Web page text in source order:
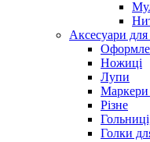
Аксесуари
Ножиці
Лупи
Маркери
Різне
Голки